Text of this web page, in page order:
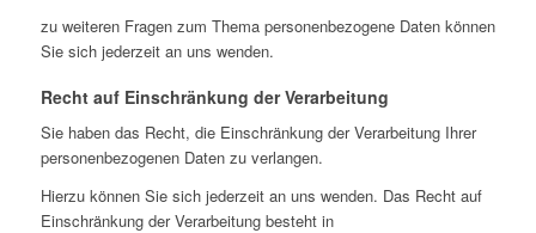
zu weiteren Fragen zum Thema personenbezogene Daten können
Sie sich jederzeit an uns wenden.
Recht auf Einschränkung der Verarbeitung
Sie haben das Recht, die Einschränkung der Verarbeitung Ihrer
personenbezogenen Daten zu verlangen.
Hierzu können Sie sich jederzeit an uns wenden. Das Recht auf
Einschränkung der Verarbeitung besteht in